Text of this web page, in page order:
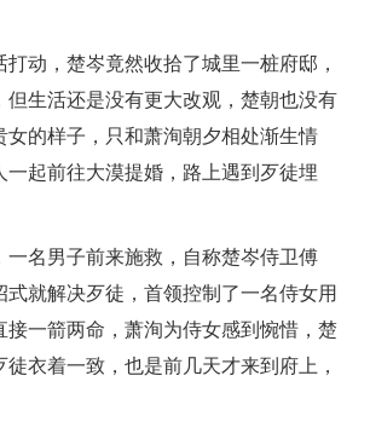
打动，楚岑竟然收拾了城里一桩府邸，
但生活还是没有更大改观，楚朝也没有
女的样子，只和萧洵朝夕相处渐生情
一起前往大漠提婚，路上遇到歹徒埋
一名男子前来施救，自称楚岑侍卫傅
式就解决歹徒，首领控制了一名侍女用
接一箭两命，萧洵为侍女感到惋惜，楚
衣着一致，也是前几天才来到府上，